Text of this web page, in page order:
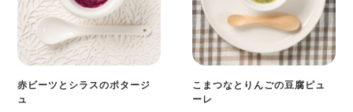
赤ビーツとシラスのポタージ
ュ
こまつなとりんごの豆腐ピュ
ーレ